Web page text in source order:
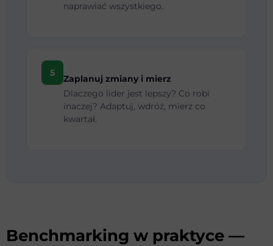
naprawiać wszystkiego.
5
Zaplanuj zmiany i mierz
Dlaczego lider jest lepszy? Co robi
inaczej? Adaptuj, wdróż, mierz co
kwartał.
Benchmarking w praktyce —